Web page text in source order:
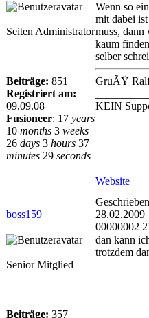
Seiten Administrator
Beiträge: 851
Registriert am:
09.09.08
Fusioneer: 17 years
10 months 3 weeks
26 days 3 hours 37
minutes 29 seconds
Wenn so
mit dabei
muss,
kaum
selber
GruÃŸ
KEIN
Website
boss159
28.02.2009
00000002
Senior Mitglied
Beiträge: 357
dan kann
trotzdem